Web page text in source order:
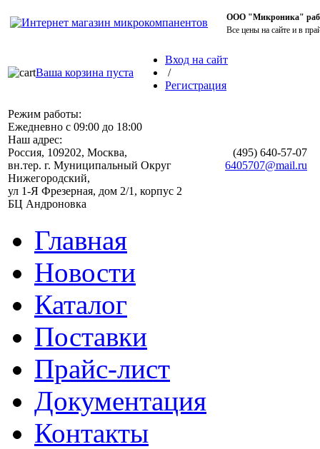
ООО "Микроника"
Все цены на сайте и в
Ваша корзина пуста
Вход на сайт
/
Регистрация
Режим работы:
Ежедневно с 09:00 до 18:00
Наш адрес:
Россия, 109202, Москва,
вн.тер. г. Муниципальный Округ
Нижегородский,
ул 1-Я Фрезерная, дом 2/1, корпус 2
БЦ Андроновка
(495) 640-57-07
6405707@mail.ru
Главная
Новости
Каталог
Поставки
Прайс-лист
Документация
Контакты